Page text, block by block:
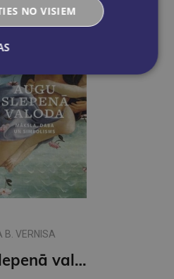
B. VERNISA
Augu slepenā valoda
NO VISIEM